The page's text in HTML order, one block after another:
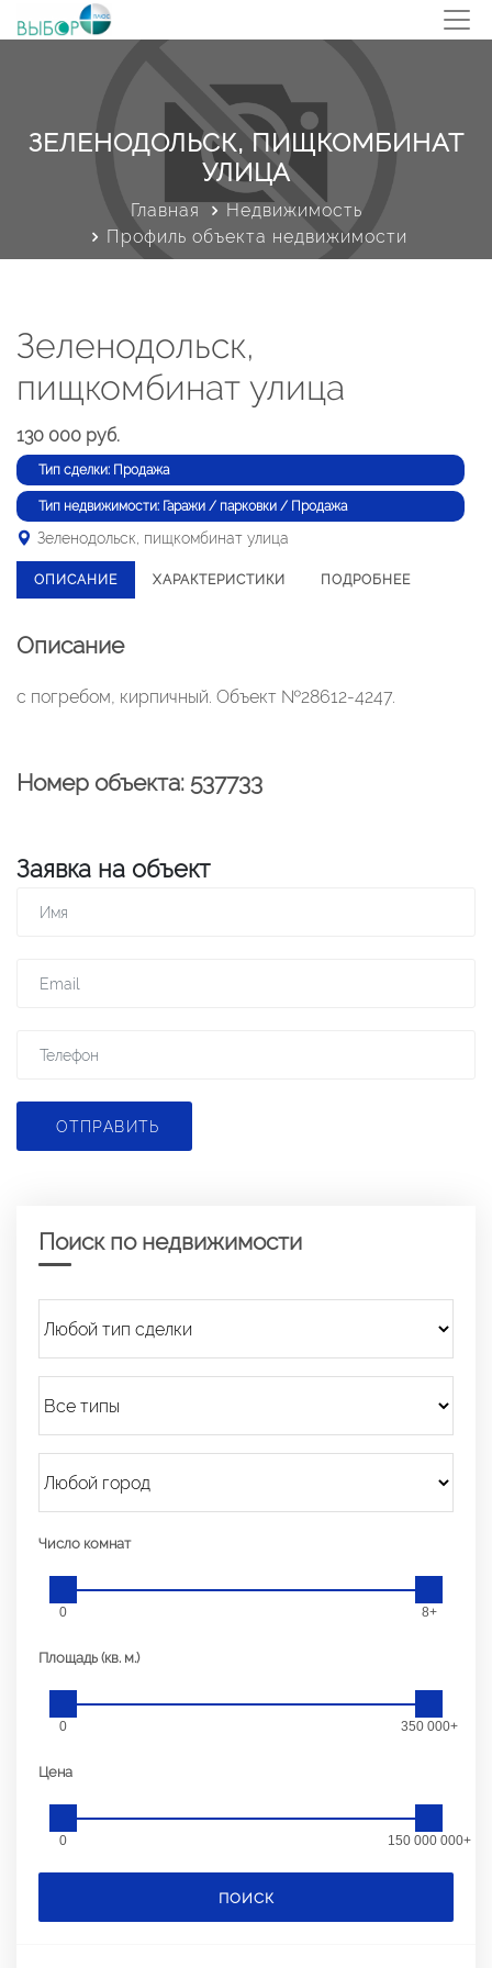
ЗЕЛЕНОДОЛЬСК, ПИЩКОМБИНАТ
УЛИЦА
Главная
Недвижимость
Профиль объекта недвижимости
Зеленодольск,
пищкомбинат улица
130 000 руб.
Тип сделки: Продажа
Тип недвижимости: Гаражи / парковки / Продажа
Зеленодольск, пищкомбинат улица
ОПИСАНИЕ ХАРАКТЕРИСТИКИ ПОДРОБНЕЕ
Описание
с погребом, кирпичный. Объект №28612-4247.
Номер объекта: 537733
Заявка на объект
ОТПРАВИТЬ
Поиск по недвижимости
Число комнат
0 8+
Площадь (кв. м.)
0 350 000+
Цена
0 150 000 000+
ПОИСК